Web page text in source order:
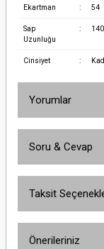
Ekartman : 54
Sap
Uzunluğu
: 140
Cinsiyet :
Yorumlar
Soru & Cevap
Taksit
Önerileriniz